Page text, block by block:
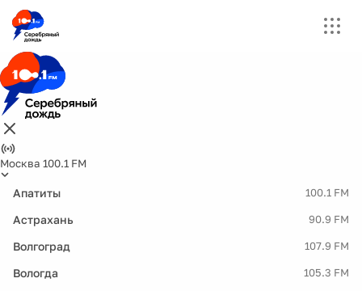
Москва 100.1 FM
Апатиты 100.1 FM
Астрахань 90.9 FM
Волгоград 107.9 FM
Вологда 105.3 FM